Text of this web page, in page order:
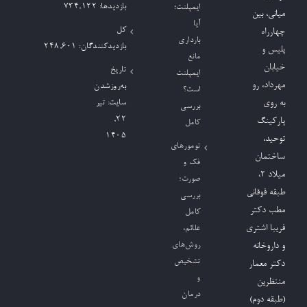
میانی، بین
چهارراه
پلیس و
خیابان
مهرداد، رو
به روی
پارکینگ
توحید،
ساختمان
میلاد ٢،
طبقه فوقانی
مطب دکتر
فریبا اشتری
و داروخانه
دکتر معمار
منتظرین
(طبقه دوم)
ایمپلنت؛
آیا
بارداری
مانع
ایمپلنت
است؟
بررسی
کامل
تومورهای
فک و
صورت؛
بررسی
کامل
علائم،
روش‌های
تشخیص
و
درمان
بازدیدها: 734,122
کل
بازدیدکنند‌گان: 248,601
تاریخ
به‌روزشدن
سایت: تیر
۲۲,
۱۴۰۵